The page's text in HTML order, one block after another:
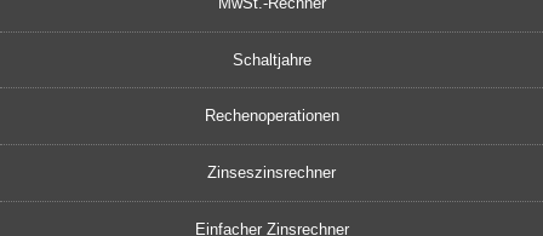
Schaltjahre
Rechenoperationen
Zinseszinsrechner
Einfacher Zinsrechner